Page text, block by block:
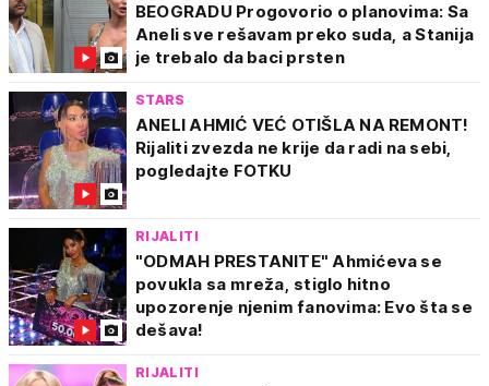
BEOGRADU Progovorio o planovima: Sa
Aneli sve rešavam preko suda, a Stanija
je trebalo da baci prsten
STARS
ANELI AHMIĆ VEĆ OTIŠLA NA REMONT!
Rijaliti zvezda ne krije da radi na sebi,
pogledajte FOTKU
RIJALITI
"ODMAH PRESTANITE" Ahmićeva se
povukla sa mreža, stiglo hitno
upozorenje njenim fanovima: Evo šta se
dešava!
RIJALITI